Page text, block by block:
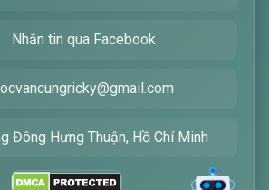
Nhắn tin qua Facebook
Đông Hưng Thuận, Hồ Chí Minh